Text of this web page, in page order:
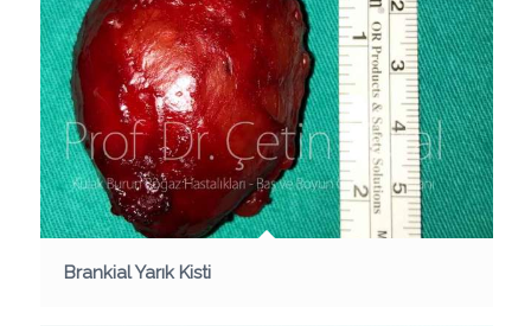
Brankial Yarık Kisti